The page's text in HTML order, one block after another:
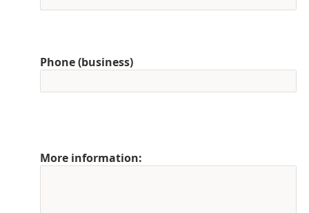
Phone (business)
More information: